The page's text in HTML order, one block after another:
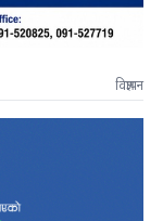
विज्ञापन